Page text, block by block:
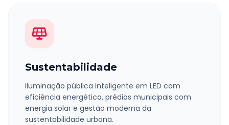
Sustentabilidade
Iluminação pública inteligente em LED com
eficiência energética, prédios municipais com
energia solar e gestão moderna da
sustentabilidade urbana.